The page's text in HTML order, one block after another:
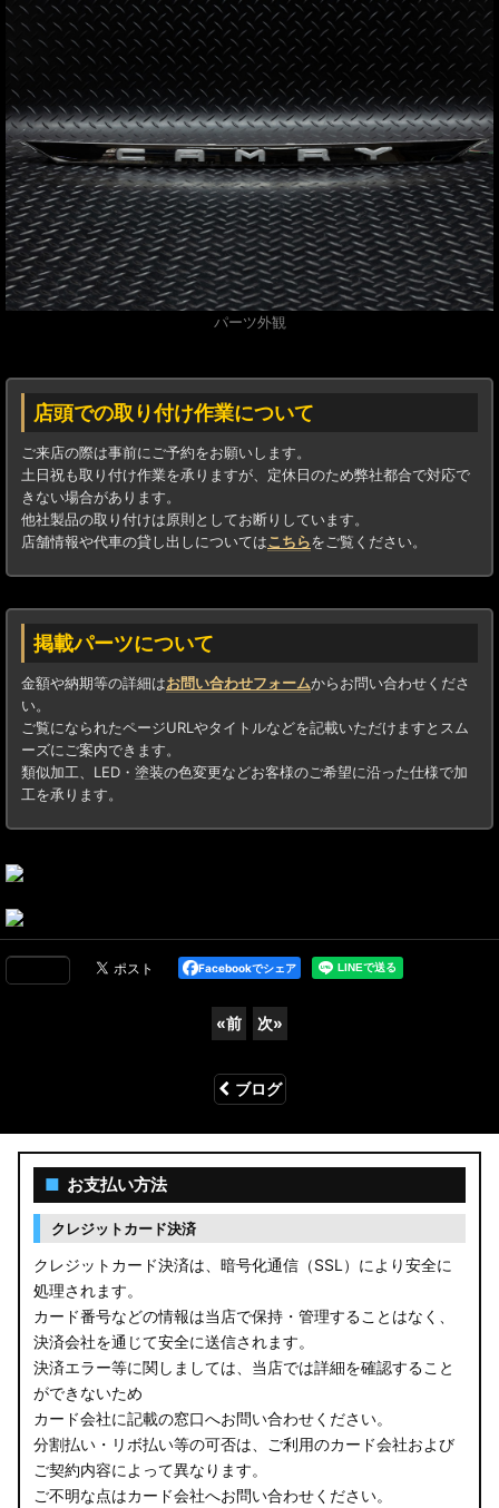
パーツ外観
店頭での取り付け作業について
ご来店の際は事前にご予約をお願いします。
土日祝も取り付け作業を承りますが、定休日のため弊社都合で対応で
きない場合があります。
他社製品の取り付けは原則としてお断りしています。
店舗情報や代車の貸し出しについてはこちらをご覧ください。
掲載パーツについて
金額や納期等の詳細はお問い合わせフォームからお問い合わせくださ
い。
ご覧になられたページURLやタイトルなどを記載いただけますとスム
ーズにご案内できます。
類似加工、LED・塗装の色変更などお客様のご希望に沿った仕様で加
工を承ります。
Facebookでシェア
«前 次»
ブログ
■ お支払い方法
クレジットカード決済
クレジットカード決済は、暗号化通信（SSL）により安全に
処理されます。
カード番号などの情報は当店で保持・管理することはなく、
決済会社を通じて安全に送信されます。
決済エラー等に関しましては、当店では詳細を確認すること
ができないため
カード会社に記載の窓口へお問い合わせください。
分割払い・リボ払い等の可否は、ご利用のカード会社および
ご契約内容によって異なります。
ご不明な点はカード会社へお問い合わせください。